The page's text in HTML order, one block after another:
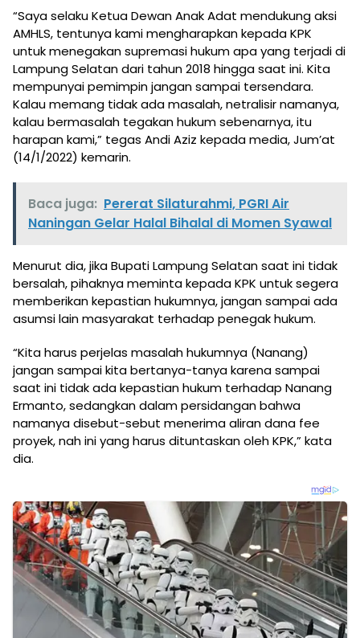
“Saya selaku Ketua Dewan Anak Adat mendukung aksi
AMHLS, tentunya kami mengharapkan kepada KPK
untuk menegakan supremasi hukum apa yang terjadi di
Lampung Selatan dari tahun 2018 hingga saat ini. Kita
mempunyai pemimpin jangan sampai tersendara.
Kalau memang tidak ada masalah, netralisir namanya,
kalau bermasalah tegakan hukum sebenarnya, itu
harapan kami,” tegas Andi Aziz kepada media, Jum’at
(14/1/2022) kemarin.
Baca juga: Pererat Silaturahmi, PGRI Air
Naningan Gelar Halal Bihalal di Momen Syawal
Menurut dia, jika Bupati Lampung Selatan saat ini tidak
bersalah, pihaknya meminta kepada KPK untuk segera
memberikan kepastian hukumnya, jangan sampai ada
asumsi lain masyarakat terhadap penegak hukum.
“Kita harus perjelas masalah hukumnya (Nanang)
jangan sampai kita bertanya-tanya karena sampai
saat ini tidak ada kepastian hukum terhadap Nanang
Ermanto, sedangkan dalam persidangan bahwa
namanya disebut-sebut menerima aliran dana fee
proyek, nah ini yang harus dituntaskan oleh KPK,” kata
dia.